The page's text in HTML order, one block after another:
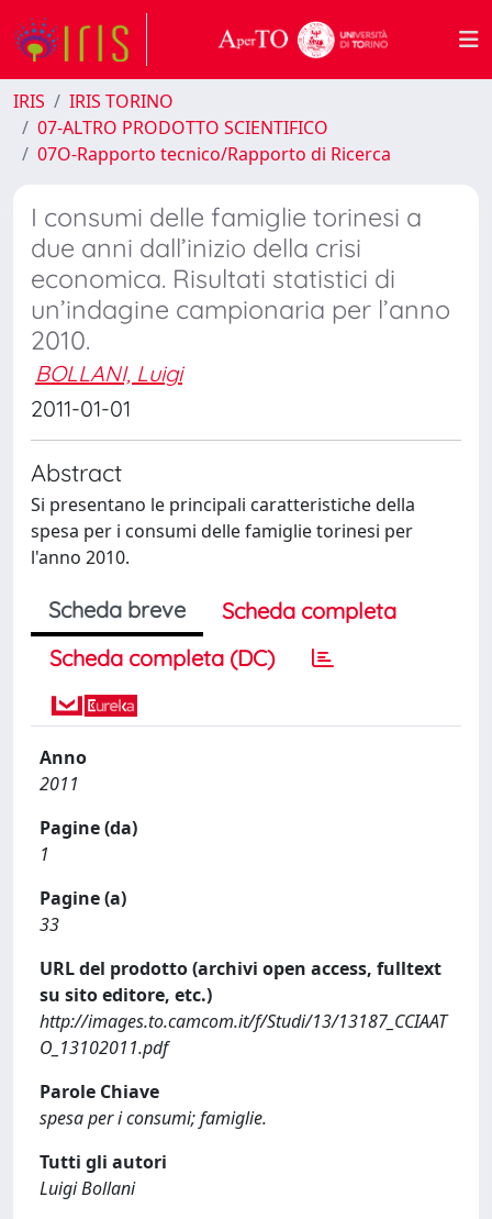
IRIS
IRIS TORINO
07-ALTRO PRODOTTO SCIENTIFICO
07O-Rapporto tecnico/Rapporto di Ricerca
I consumi delle famiglie torinesi a
due anni dall’inizio della crisi
economica. Risultati statistici di
un’indagine campionaria per l’anno
2010.
BOLLANI, Luigi
2011-01-01
Abstract
Si presentano le principali caratteristiche della
spesa per i consumi delle famiglie torinesi per
l'anno 2010.
Scheda breve
Scheda completa
Scheda completa (DC)
Anno
2011
Pagine (da)
1
Pagine (a)
33
URL del prodotto (archivi open access, fulltext
su sito editore, etc.)
http://images.to.camcom.it/f/Studi/13/13187_CCIAAT
O_13102011.pdf
Parole Chiave
spesa per i consumi; famiglie.
Tutti gli autori
Luigi Bollani